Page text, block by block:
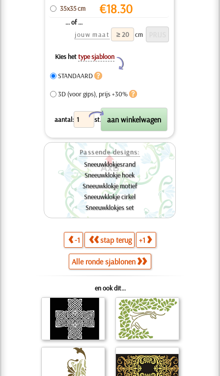
35x35 cm €18.30
... of ...
jouw maat
cm
Kies hettype sjabloon
Y
STANDAARD
3D (voor gips), prijs +30%
aantal: st.
X
Passende designs:
Sneeuwklokjesrand
Sneeuwklokje hoek
Sneeuwklokje motief
Sneeuwklokje cirkel
Sneeuwklokjes set
-1 stap terug +1
Alle ronde sjablonen
en ook dit...